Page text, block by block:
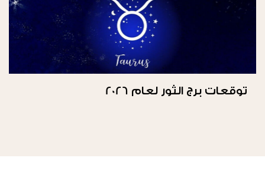
توقعات برج الثور لعام 2026